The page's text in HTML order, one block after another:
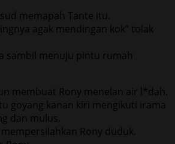
memapah Tante itu.
agak mendingan kok” tolak
sambil menuju pintu rumah
membuat Rony menelan air l*dah.
goyang kanan kiri mengikuti irama
dan mulus.
mempersilahkan Rony duduk.